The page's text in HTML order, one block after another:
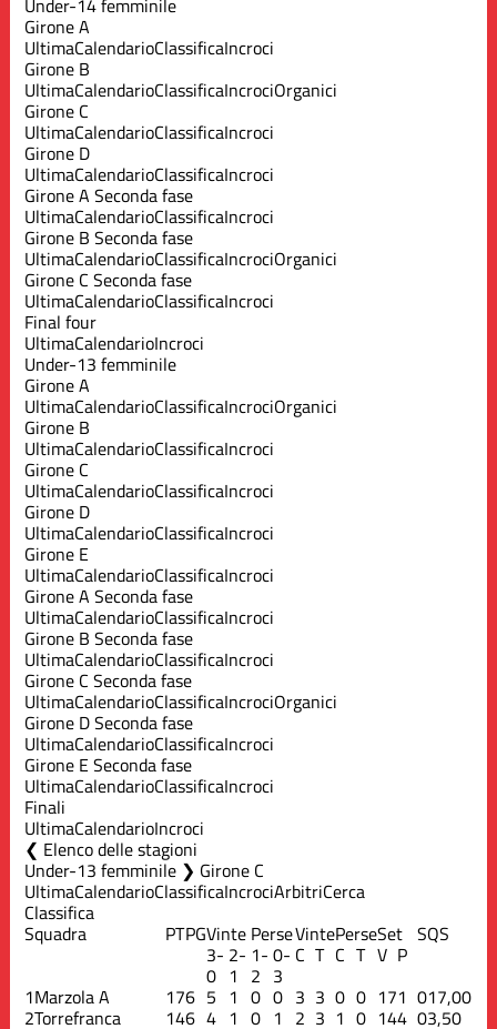
Girone A
UltimaCalendarioClassificaIncroci
Girone B
UltimaCalendarioClassificaIncrociOrganici
Girone C
UltimaCalendarioClassificaIncroci
Girone D
UltimaCalendarioClassificaIncroci
Girone A Seconda fase
UltimaCalendarioClassificaIncroci
Girone B Seconda fase
UltimaCalendarioClassificaIncrociOrganici
Girone C Seconda fase
UltimaCalendarioClassificaIncroci
Final four
UltimaCalendarioIncroci
Under-13 femminile
Girone A
UltimaCalendarioClassificaIncrociOrganici
Girone B
UltimaCalendarioClassificaIncroci
Girone C
UltimaCalendarioClassificaIncroci
Girone D
UltimaCalendarioClassificaIncroci
Girone E
UltimaCalendarioClassificaIncroci
Girone A Seconda fase
UltimaCalendarioClassificaIncroci
Girone B Seconda fase
UltimaCalendarioClassificaIncroci
Girone C Seconda fase
UltimaCalendarioClassificaIncrociOrganici
Girone D Seconda fase
UltimaCalendarioClassificaIncroci
Girone E Seconda fase
UltimaCalendarioClassificaIncroci
Finali
UltimaCalendarioIncroci
Elenco delle stagioni
Under-13 femminile ❯ Girone C
UltimaCalendarioClassificaIncrociArbitriCerca
Classifica
Squadra PTPGVinte PerseVintePerseSet SQS
3-
0
2-
1
1-
2
0-
3
C T C T V P
1Marzola A 176 5 1 0 0 3 3 0 0 171 017,00
2Torrefranca 146 4 1 0 1 2 3 1 0 144 03,50